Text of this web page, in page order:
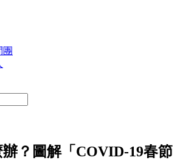
團
？圖解「COVID-19春節